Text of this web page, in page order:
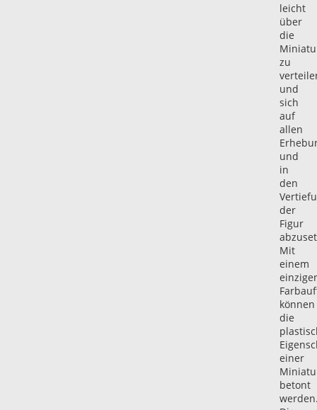
leicht
über
die
zu
und
sich
auf
allen
und
in
den
der
Figur
Mit
einem
können
die
einer
betont